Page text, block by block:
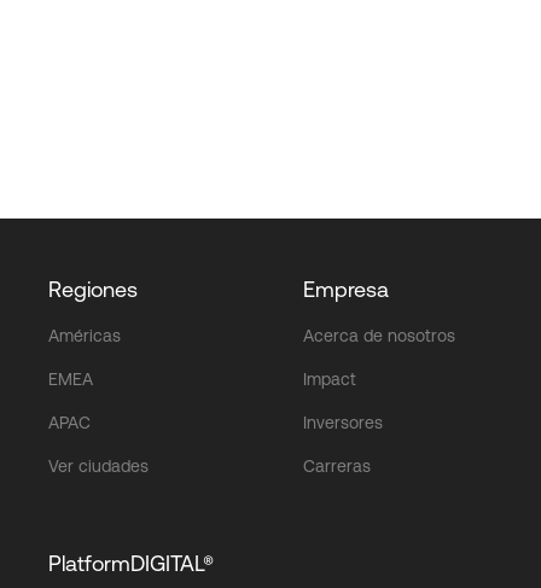
Regiones
Américas
EMEA
APAC
Ver ciudades
Empresa
Acerca de nosotros
Impact
Inversores
Carreras
PlatformDIGITAL®